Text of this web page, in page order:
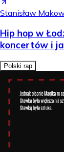
Stanisław
Hip hop w
koncertów i
Polski rap